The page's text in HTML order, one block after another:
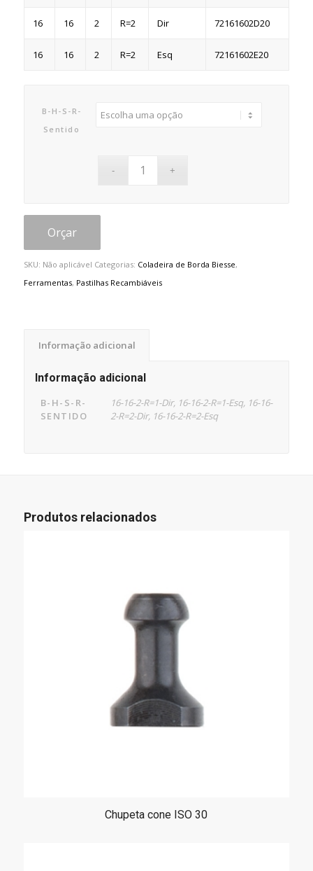
16 16 2 R=2 Dir 72161602D20
16 16 2 R=2 Esq 72161602E20
B-H-S-R-
Sentido
Orçar
SKU: Não aplicável Categorias: Coladeira de Borda Biesse,
Ferramentas, Pastilhas Recambiáveis
Informação adicional
Informação adicional
B-H-S-R-
SENTIDO
16-16-2-R=1-Dir, 16-16-2-R=1-Esq, 16-16-
2-R=2-Dir, 16-16-2-R=2-Esq
Produtos relacionados
Chupeta cone ISO 30